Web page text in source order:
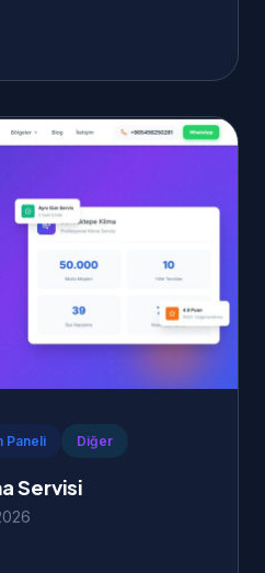
Paneli Diğer
Servisi